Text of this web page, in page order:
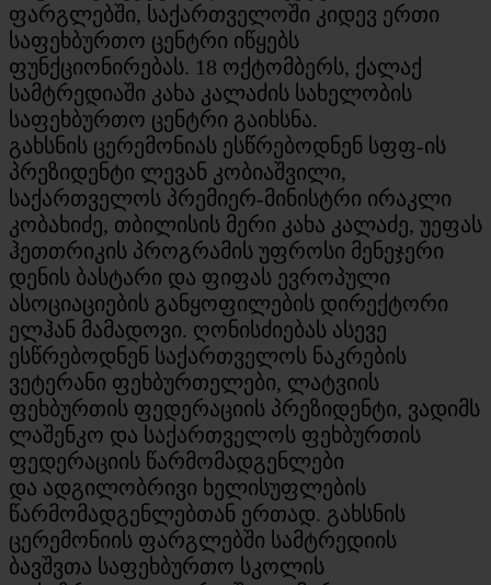
ფარგლებში, საქართველოში კიდევ ერთი
საფეხბურთო ცენტრი იწყებს
ფუნქციონირებას. 18 ოქტომბერს, ქალაქ
სამტრედიაში კახა კალაძის სახელობის
საფეხბურთო ცენტრი გაიხსნა.
გახსნის ცერემონიას ესწრებოდნენ სფფ-ის
პრეზიდენტი ლევან კობიაშვილი,
საქართველოს პრემიერ-მინისტრი ირაკლი
კობახიძე, თბილისის მერი კახა კალაძე, უეფას
ჰეთთრიკის პროგრამის უფროსი მენეჯერი
დენის ბასტარი და ფიფას ევროპული
ასოციაციების განყოფილების დირექტორი
ელჰან მამადოვი. ღონისძიებას ასევე
ესწრებოდნენ საქართველოს ნაკრების
ვეტერანი ფეხბურთელები, ლატვიის
ფეხბურთის ფედერაციის პრეზიდენტი, ვადიმს
ლაშენკო და საქართველოს ფეხბურთის
ფედერაციის წარმომადგენლები
და ადგილობრივი ხელისუფლების
წარმომადგენლებთან ერთად. გახსნის
ცერემონიის ფარგლებში სამტრედიის
ბავშვთა საფეხბურთო სკოლის